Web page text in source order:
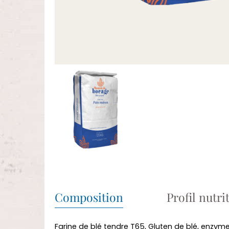
Composition Profil
Farine de blé tendre T65, Gluten de blé,